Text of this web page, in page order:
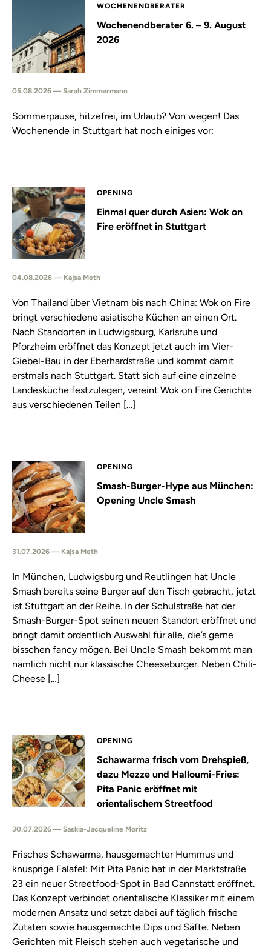
WOCHENENDBERATER
Wochenendberater 6. – 9. August
2026
05.08.2026 — Sarah Zimmermann
Sommerpause, hitzefrei, im Urlaub? Von wegen! Das
Wochenende in Stuttgart hat noch einiges vor:
OPENING
Einmal quer durch Asien: Wok on
Fire eröffnet in Stuttgart
04.08.2026 — Kajsa Meth
Von Thailand über Vietnam bis nach China: Wok on Fire
bringt verschiedene asiatische Küchen an einen Ort.
Nach Standorten in Ludwigsburg, Karlsruhe und
Pforzheim eröffnet das Konzept jetzt auch im Vier-
Giebel-Bau in der Eberhardstraße und kommt damit
erstmals nach Stuttgart. Statt sich auf eine einzelne
Landesküche festzulegen, vereint Wok on Fire Gerichte
aus verschiedenen Teilen […]
OPENING
Smash-Burger-Hype aus München:
Opening Uncle Smash
31.07.2026 — Kajsa Meth
In München, Ludwigsburg und Reutlingen hat Uncle
Smash bereits seine Burger auf den Tisch gebracht, jetzt
ist Stuttgart an der Reihe. In der Schulstraße hat der
Smash-Burger-Spot seinen neuen Standort eröffnet und
bringt damit ordentlich Auswahl für alle, die’s gerne
bisschen fancy mögen. Bei Uncle Smash bekommt man
nämlich nicht nur klassische Cheeseburger. Neben Chili-
Cheese […]
OPENING
Schawarma frisch vom Drehspieß,
dazu Mezze und Halloumi-Fries:
Pita Panic eröffnet mit
orientalischem Streetfood
30.07.2026 — Saskia-Jacqueline Moritz
Frisches Schawarma, hausgemachter Hummus und
knusprige Falafel: Mit Pita Panic hat in der Marktstraße
23 ein neuer Streetfood-Spot in Bad Cannstatt eröffnet.
Das Konzept verbindet orientalische Klassiker mit einem
modernen Ansatz und setzt dabei auf täglich frische
Zutaten sowie hausgemachte Dips und Säfte. Neben
Gerichten mit Fleisch stehen auch vegetarische und